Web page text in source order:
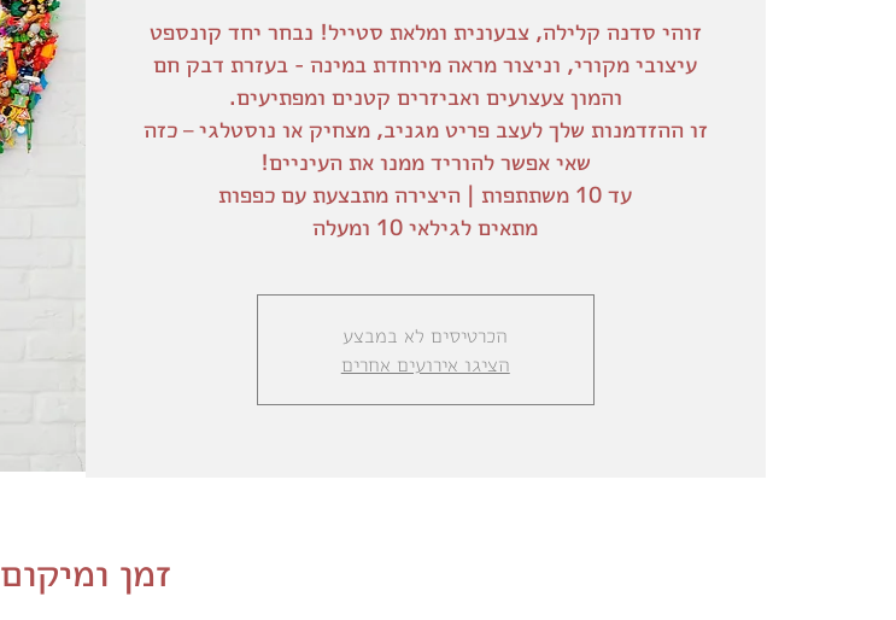
זוהי סדנה קלילה, צבעונית ומלאת סטייל! נבחר יחד קונספט
עיצובי מקורי, וניצור מראה מיוחדת במינה - בעזרת דבק חם
זו ההזדמנות שלך לעצב פריט מגניב, מצחיק או נוסטלגי – כזה
מתאים לגילאי 10 ומעלה
הכרטיסים לא במבצע
הציגו אירועים אחרים
זמן ומיקום